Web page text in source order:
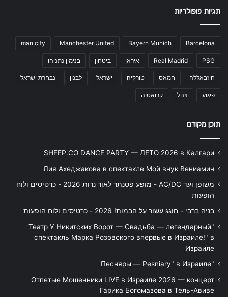
תגיות פופולריות
Barcelona
Bayern Munich
Manchester United
man city
PSG
Real Madrid איראן ביטחון בנימין נתניהו
חיזבאללה חמאס טורקיה ישראל לבנון נבחרת ישראל
פיגוע צהל קרואטיה
תוכן מקודם
SHEEP.CO DANCE PARTY — ЛЕТО 2026 в Калгари
Лия Ахеджакова в спектакле Мой внук Вениамин
משופן ועד AC/DC - מופע פסנתר לאור נרות 2026 - כרטיסים ולוח
הופעות
בניה ברבי - חוגג עשור על הבמות! 2026 - כרטיסים ולוח הופעות
"Театр У Никитских Ворот — Свадьба — легендарный
спектакль Марка Розовского впервые в Израиле!" в
Израиле
"Песняры — Pesniary" в Израиле
Отпетые Мошенники LIVE в Израиле 2026 — концерт
Гарика Богомазова в Тель-Авиве